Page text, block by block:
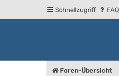
Schnellzugriff FAQ
Foren-Übersicht